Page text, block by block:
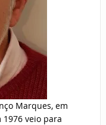
Marques, em
1976 veio para